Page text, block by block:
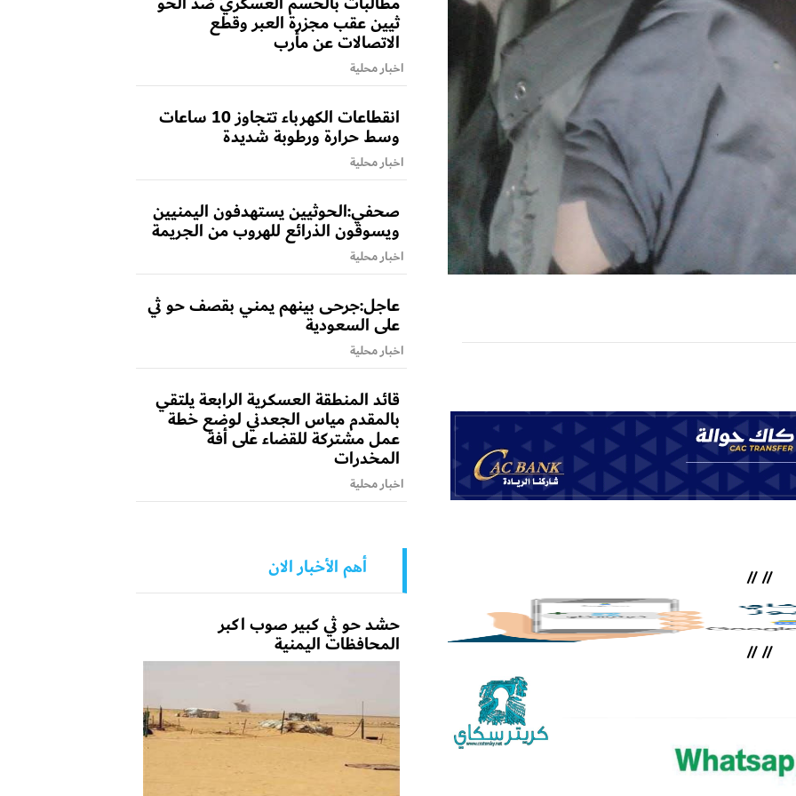
//
//
//
//
ثيين عقب مجزرة العبر وقطع
الاتصالات عن مأرب
اخبار محلية
انقطاعات الكهرباء تتجاوز 10 ساعات
وسط حرارة ورطوبة شديدة
اخبار محلية
صحفي:الحوثيين يستهدفون اليمنيين
ويسوقون الذرائع للهروب من الجريمة
اخبار محلية
عاجل:جرحى بينهم يمني بقصف حو ثي
على السعودية
اخبار محلية
قائد المنطقة العسكرية الرابعة يلتقي
بالمقدم مياس الجعدني لوضع خطة
عمل مشتركة للقضاء على أفة
المخدرات
اخبار محلية
أهم الأخبار الان
حشد حو ثي كبير صوب اكبر
المحافظات اليمنية